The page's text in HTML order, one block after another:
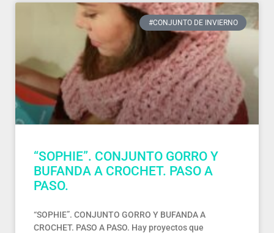
#CONJUNTO DE INVIERNO
“SOPHIE”. CONJUNTO GORRO Y
BUFANDA A CROCHET. PASO A
PASO.
“SOPHIE”. CONJUNTO GORRO Y BUFANDA A
CROCHET. PASO A PASO. Hay proyectos que